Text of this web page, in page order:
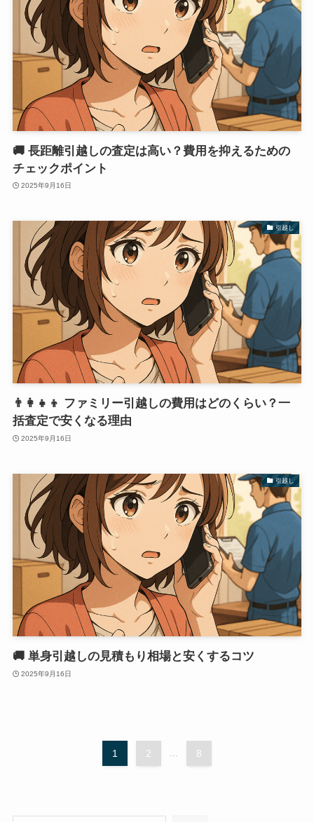
🚚 長距離引越しの査定は高い？費用を抑えるための
チェックポイント
2025年9月16日
引越し
👨‍👩‍👧‍👦 ファミリー引越しの費用はどのくらい？一
括査定で安くなる理由
2025年9月16日
引越し
🚚 単身引越しの見積もり相場と安くするコツ
2025年9月16日
1 2 ... 8